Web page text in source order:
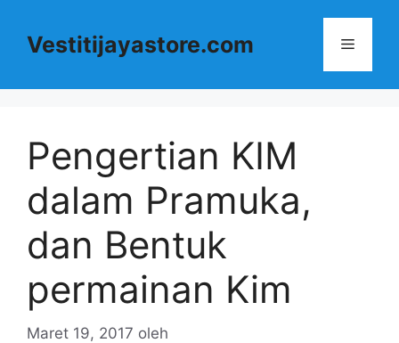
Vestitijayastore.com Menu
Pengertian KIM
dalam Pramuka,
dan Bentuk
permainan Kim
Maret 19, 2017 oleh